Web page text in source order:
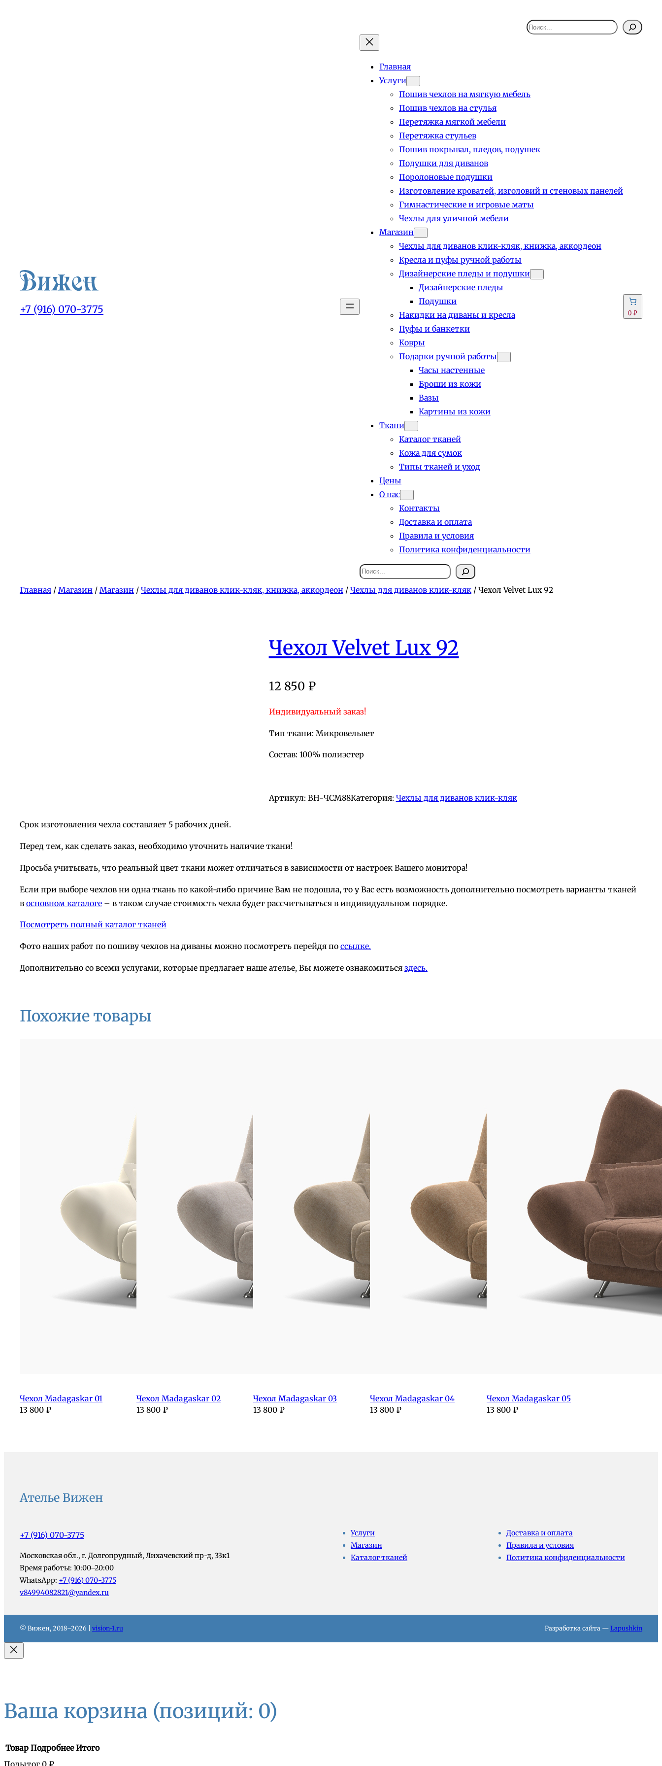
+7 (916) 070-3775
Поиск
Главная
Услуги
Пошив чехлов на мягкую мебель
Пошив чехлов на стулья
Перетяжка мягкой мебели
Перетяжка стульев
Пошив покрывал, пледов, подушек
Подушки для диванов
Поролоновые подушки
Изготовление кроватей, изголовий и стеновых панелей
Гимнастические и игровые маты
Чехлы для уличной мебели
Магазин
Чехлы для диванов клик-кляк, книжка, аккордеон
Кресла и пуфы ручной работы
Дизайнерские пледы и подушки
Дизайнерские пледы
Подушки
Накидки на диваны и кресла
Пуфы и банкетки
Ковры
Подарки ручной работы
Часы настенные
Броши из кожи
Вазы
Картины из кожи
Ткани
Каталог тканей
Кожа для сумок
Типы тканей и уход
Цены
О нас
Контакты
Доставка и оплата
Правила и условия
Политика конфиденциальности
Поиск
0 ₽
Главная / Магазин / Магазин / Чехлы для диванов клик-кляк, книжка, аккордеон / Чехлы для диванов клик-кляк / Чехол Velvet Lux 92
Чехол Velvet Lux 92
12 850 ₽
Индивидуальный заказ!
Тип ткани: Микровельвет
Состав: 100% полиэстер
Артикул: BH-ЧСМ88Категория: Чехлы для диванов клик-кляк
Срок изготовления чехла составляет 5 рабочих дней.
Перед тем, как сделать заказ, необходимо уточнить наличие ткани!
Просьба учитывать, что реальный цвет ткани может отличаться в зависимости от настроек Вашего монитора!
Если при выборе чехлов ни одна ткань по какой-либо причине Вам не подошла, то у Вас есть возможность дополнительно посмотреть варианты тканей
в основном каталоге – в таком случае стоимость чехла будет рассчитываться в индивидуальном порядке.
Посмотреть полный каталог тканей
Фото наших работ по пошиву чехлов на диваны можно посмотреть перейдя по ссылке.
Дополнительно со всеми услугами, которые предлагает наше ателье, Вы можете ознакомиться здесь.
Похожие товары
Чехол Madagaskar 01
13 800 ₽
Чехол Madagaskar 02
13 800 ₽
Чехол Madagaskar 03
13 800 ₽
Чехол Madagaskar 04
13 800 ₽
Чехол Madagaskar 05
13 800 ₽
Ателье Вижен
+7 (916) 070-3775
Московская обл., г. Долгопрудный, Лихачевский пр-д, 33к1
Время работы: 10:00–20:00
WhatsApp: +7 (916) 070-3775
v84994082821@yandex.ru
Услуги
Магазин
Каталог тканей
Доставка и оплата
Правила и условия
Политика конфиденциальности
© Вижен, 2018–2026 | vision-1.ru Разработка сайта — Lapushkin
Ваша корзина (позиций: 0)
Товар Подробнее Итого
Подытог 0 ₽